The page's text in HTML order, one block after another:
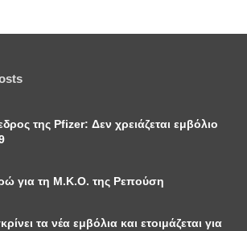
της Pfizer: Δεν χρειάζεται εμβόλιο
για τη Μ.Κ.Ο. της Ρεπούση
τα νέα εμβόλια και ετοιμάζεται για